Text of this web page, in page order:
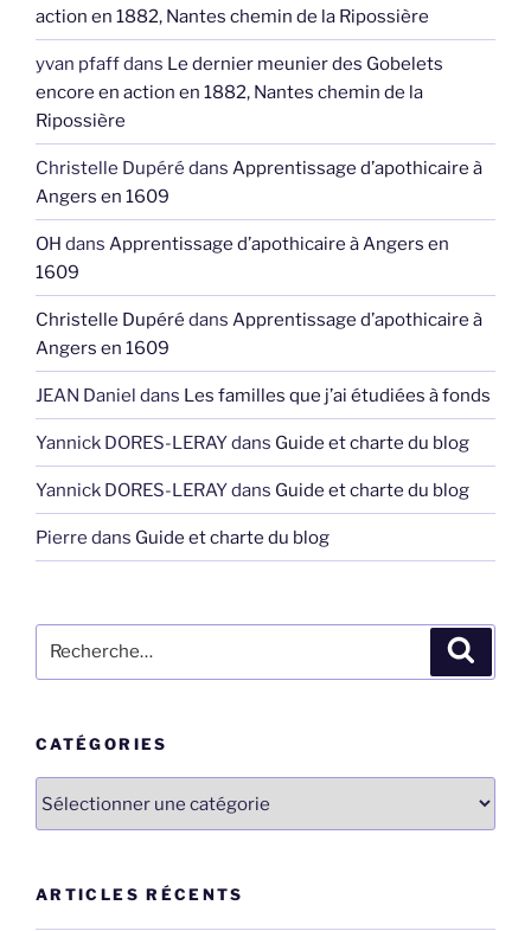
action en 1882, Nantes chemin de la Ripossière
yvan pfaffdans Le dernier meunier des Gobelets
encore en action en 1882, Nantes chemin de la
Ripossière
Christelle Dupéré dans Apprentissage d’apothicaire à
Angers en 1609
OH dans Apprentissage d’apothicaire à Angers en
1609
Christelle Dupéré dans Apprentissage d’apothicaire à
Angers en 1609
JEAN Daniel dans Les familles que j’ai étudiées à fonds
Yannick DORES-LERAYdans Guide et charte du blog
Yannick DORES-LERAYdans Guide et charte du blog
Pierre dans Guide et charte du blog
pour
CATÉGORIES
ARTICLES RÉCENTS